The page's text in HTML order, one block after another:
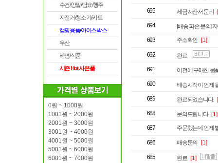
수건/양말/담요/행주
자전거/청소기/카트
캠핑용품/아이스박스
우산
라면/식품
시즌 Hot 사은품
0원 ~ 1000원
1001원 ~ 2000원
2001원 ~ 3000원
3001원 ~ 4000원
4001원 ~ 5000원
5001원 ~ 6000원
6001원 ~ 7000원
695 세금계산서 문의
694
[배송 파손 문의]
693
주소확인 [1]
692
완료
691
이전에 구매한 물
690
배송시작이 언제
689
완료되었습니다.
688
문의드립니다 [1]
687
주문했는데 언제
686 배송문의 [1]
685 완료 [1]